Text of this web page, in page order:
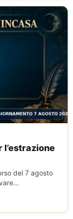
l’estrazione
del 7 agosto